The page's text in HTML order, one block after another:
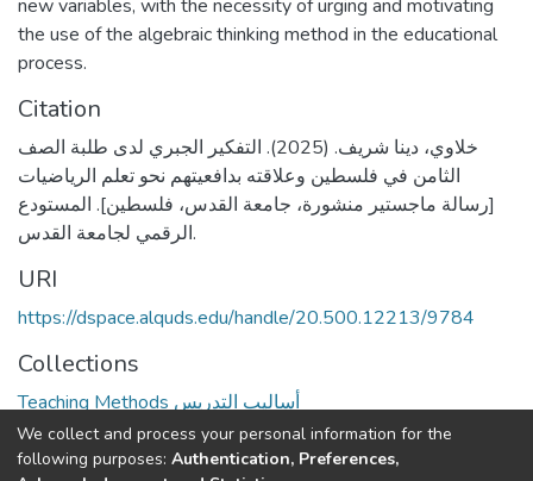
new variables, with the necessity of urging and motivating
the use of the algebraic thinking method in the educational
process.
Citation
خلاوي، دينا شريف. (2025). التفكير الجبري لدى طلبة الصف
الثامن في فلسطين وعلاقته بدافعيتهم نحو تعلم الرياضيات
[رسالة ماجستير منشورة، جامعة القدس، فلسطين]. المستودع
الرقمي لجامعة القدس.
URI
https://dspace.alquds.edu/handle/20.500.12213/9784
Collections
Teaching Methods أساليب التدريس
Full item page
We collect and process your personal information for the
following purposes: Authentication, Preferences,